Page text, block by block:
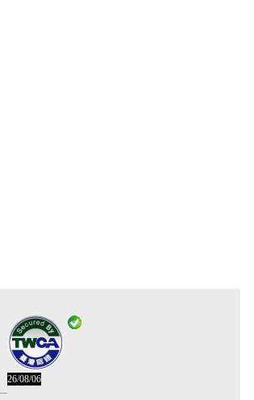
26/08/06